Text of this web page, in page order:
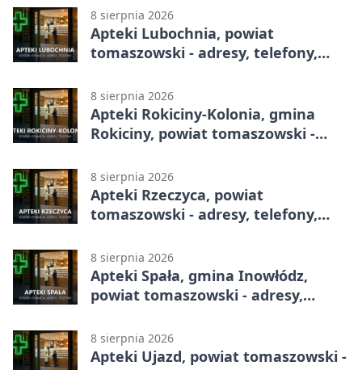
8 sierpnia 2026
Apteki Lubochnia, powiat
tomaszowski - adresy, telefony,
8 sierpnia 2026
Apteki Rokiciny-Kolonia, gmina
Rokiciny, powiat tomaszowski -
8 sierpnia 2026
Apteki Rzeczyca, powiat
tomaszowski - adresy, telefony,
8 sierpnia 2026
Apteki Spała, gmina Inowłódz,
powiat tomaszowski - adresy,
8 sierpnia 2026
Apteki Ujazd, powiat tomaszowski -